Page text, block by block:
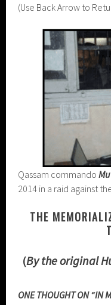
(Use Back Arrow to
Qassam commando
2014 in a raid against
THE
(By the original
ONE THOUGHT ON “IN